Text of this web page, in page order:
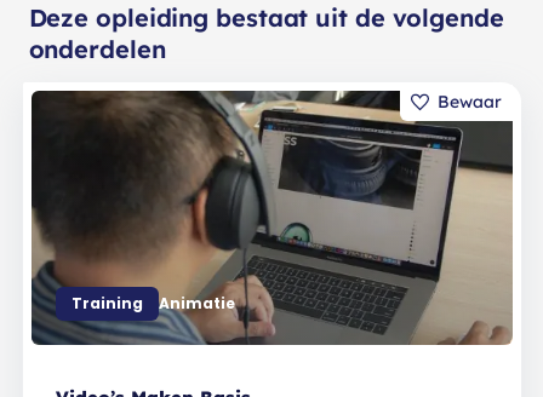
Deze opleiding bestaat uit de volgende
onderdelen
Training Animatie